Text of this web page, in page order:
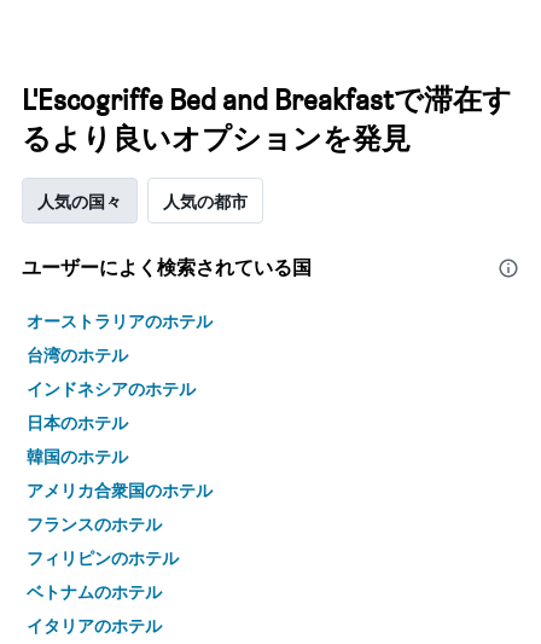
L'Escogriffe Bed and Breakfastで滞在す
るより良いオプションを発見
人気の国々 人気の都市
ユーザーによく検索されている国
オーストラリアのホテル
台湾のホテル
インドネシアのホテル
日本のホテル
韓国のホテル
アメリカ合衆国のホテル
フランスのホテル
フィリピンのホテル
ベトナムのホテル
イタリアのホテル